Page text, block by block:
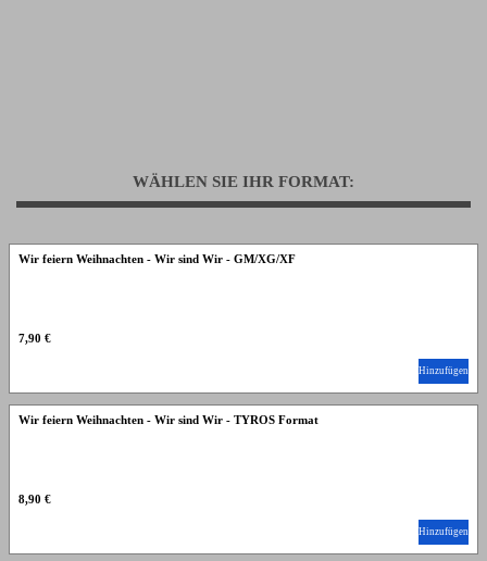
WÄHLEN SIE IHR FORMAT:
Wir feiern Weihnachten - Wir sind Wir - GM/XG/XF
7,90 €
Hinzufügen
Wir feiern Weihnachten - Wir sind Wir - TYROS Format
8,90 €
Hinzufügen